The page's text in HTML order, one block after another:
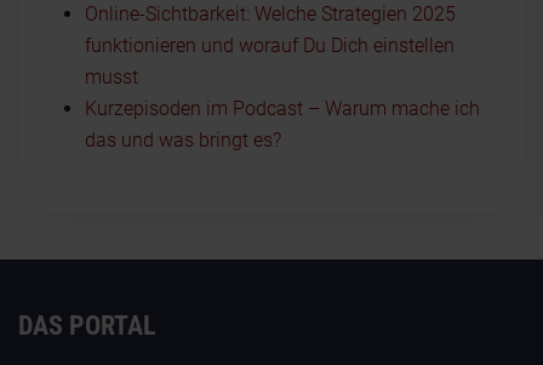
Online-Sichtbarkeit: Welche Strategien 2025
funktionieren und worauf Du Dich einstellen
musst
Kurzepisoden im Podcast – Warum mache ich
das und was bringt es?
DAS PORTAL